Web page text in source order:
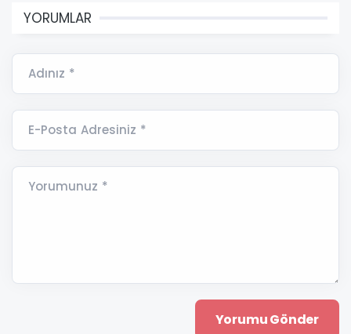
YORUMLAR
Adınız *
E-Posta Adresiniz *
Yorumunuz *